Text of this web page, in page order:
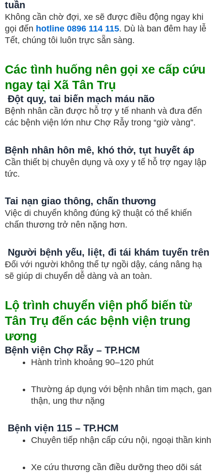
tuần
Không cần chờ đợi, xe sẽ được điều động ngay khi
gọi đến hotline 0896 114 115. Dù là ban đêm hay lễ
Tết, chúng tôi luôn trực sẵn sàng.
Các tình huống nên gọi xe cấp cứu
ngay tại Xã Tân Trụ
Đột quỵ, tai biến mạch máu não
Bệnh nhân cần được hỗ trợ y tế nhanh và đưa đến
các bệnh viện lớn như Chợ Rẫy trong “giờ vàng”.
Bệnh nhân hôn mê, khó thở, tụt huyết áp
Cần thiết bị chuyên dụng và oxy y tế hỗ trợ ngay lập
tức.
Tai nạn giao thông, chấn thương
Việc di chuyển không đúng kỹ thuật có thể khiến
chấn thương trở nên nặng hơn.
Người bệnh yếu, liệt, đi tái khám tuyến trên
Đối với người không thể tự ngồi dậy, cáng nâng hạ
sẽ giúp di chuyển dễ dàng và an toàn.
Lộ trình chuyển viện phổ biến từ
Tân Trụ đến các bệnh viện trung
ương
Bệnh viện Chợ Rẫy – TP.HCM
Hành trình khoảng 90–120 phút
Thường áp dụng với bệnh nhân tim mạch, gan
thận, ung thư nặng
Bệnh viện 115 – TP.HCM
Chuyên tiếp nhận cấp cứu nội, ngoại thần kinh
Xe cứu thương cần điều dưỡng theo dõi sát